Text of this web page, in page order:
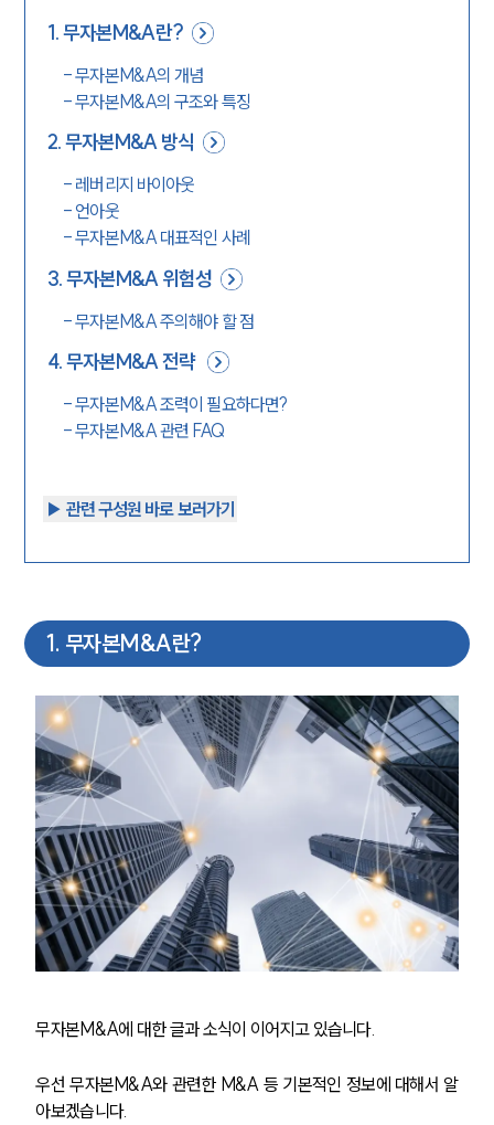
1.무자본M&A란?
-무자본M&A의 개념
-무자본M&A의 구조와 특징
2.무자본M&A 방식
- 레버리지 바이아웃
-언아웃
-무자본M&A 대표적인 사례
3.무자본M&A 위험성
-무자본M&A 주의해야 할 점
4.무자본M&A 전략
-무자본M&A 조력이 필요하다면?
-무자본M&A 관련 FAQ
▶︎ 관련 구성원 바로 보러가기
1. 무자본M&A란?
무자본M&A에 대한 글과 소식이 이어지고 있습니다.
우선 무자본M&A와 관련한 M&A 등 기본적인 정보에 대해서 알
아보겠습니다.